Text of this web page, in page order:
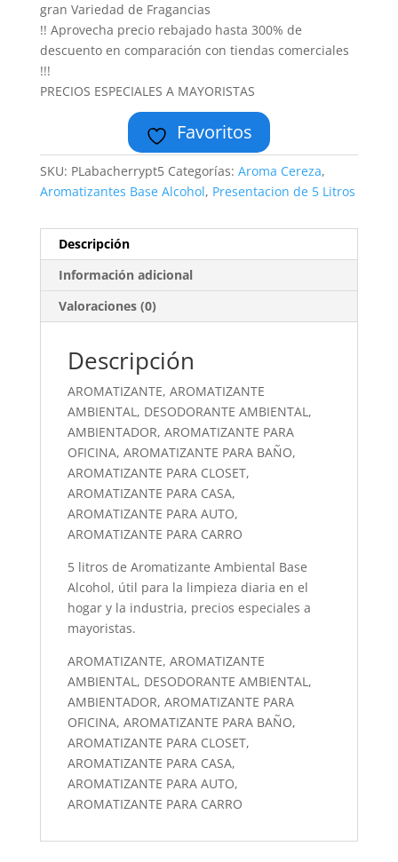
gran Variedad de Fragancias
!! Aprovecha precio rebajado hasta 300% de
descuento en comparación con tiendas comerciales
!!!
PRECIOS ESPECIALES A MAYORISTAS
Favoritos
SKU: PLabacherrypt5 Categorías: Aroma Cereza,
Aromatizantes Base Alcohol, Presentacion de 5 Litros
Descripción
Información adicional
Valoraciones (0)
Descripción
AROMATIZANTE, AROMATIZANTE
AMBIENTAL, DESODORANTE AMBIENTAL,
AMBIENTADOR, AROMATIZANTE PARA
OFICINA, AROMATIZANTE PARA BAÑO,
AROMATIZANTE PARA CLOSET,
AROMATIZANTE PARA CASA,
AROMATIZANTE PARA AUTO,
AROMATIZANTE PARA CARRO
5 litros de Aromatizante Ambiental Base
Alcohol, útil para la limpieza diaria en el
hogar y la industria, precios especiales a
mayoristas.
AROMATIZANTE, AROMATIZANTE
AMBIENTAL, DESODORANTE AMBIENTAL,
AMBIENTADOR, AROMATIZANTE PARA
OFICINA, AROMATIZANTE PARA BAÑO,
AROMATIZANTE PARA CLOSET,
AROMATIZANTE PARA CASA,
AROMATIZANTE PARA AUTO,
AROMATIZANTE PARA CARRO